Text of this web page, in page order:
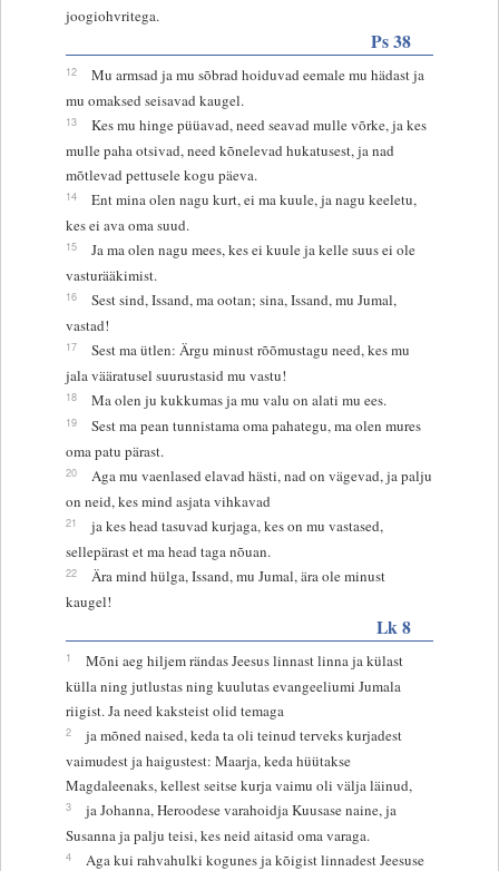
joogiohvritega.
Ps 38
12
Mu armsad ja mu sõbrad hoiduvad eemale mu hädast ja
mu omaksed seisavad kaugel.
13
Kes mu hinge püüavad, need seavad mulle võrke, ja kes
mulle paha otsivad, need kõnelevad hukatusest, ja nad
mõtlevad pettusele kogu päeva.
14
Ent mina olen nagu kurt, ei ma kuule, ja nagu keeletu,
kes ei ava oma suud.
15
Ja ma olen nagu mees, kes ei kuule ja kelle suus ei ole
vasturääkimist.
16
Sest sind, Issand, ma ootan; sina, Issand, mu Jumal,
vastad!
17
Sest ma ütlen: Ärgu minust rõõmustagu need, kes mu
jala vääratusel suurustasid mu vastu!
18 Ma olen ju kukkumas ja mu valu on alati mu ees.
19
Sest ma pean tunnistama oma pahategu, ma olen mures
oma patu pärast.
20
Aga mu vaenlased elavad hästi, nad on vägevad, ja palju
on neid, kes mind asjata vihkavad
21
ja kes head tasuvad kurjaga, kes on mu vastased,
sellepärast et ma head taga nõuan.
22
Ära mind hülga, Issand, mu Jumal, ära ole minust
kaugel!
Lk 8
1
Mõni aeg hiljem rändas Jeesus linnast linna ja külast
külla ning jutlustas ning kuulutas evangeeliumi Jumala
riigist. Ja need kaksteist olid temaga
2
ja mõned naised, keda ta oli teinud terveks kurjadest
vaimudest ja haigustest: Maarja, keda hüütakse
Magdaleenaks, kellest seitse kurja vaimu oli välja läinud,
3
ja Johanna, Heroodese varahoidja Kuusase naine, ja
Susanna ja palju teisi, kes neid aitasid oma varaga.
4
Aga kui rahvahulki kogunes ja kõigist linnadest Jeesuse